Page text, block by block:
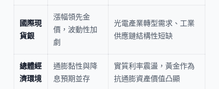
國際現
貨銀
漲幅領先金
價，波動性加
劇
光電產業轉型需求、工業
供應鏈結構性短缺
總體經
濟環境
通膨黏性與降
息預期並存
實質利率震盪，黃金作為
抗通膨資產價值凸顯